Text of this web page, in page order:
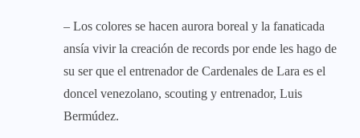
– Los colores se hacen aurora boreal y la fanaticada
ansía vivir la creación de records por ende les hago de
su ser que el entrenador de Cardenales de Lara es el
doncel venezolano, scouting y entrenador, Luis
Bermúdez.